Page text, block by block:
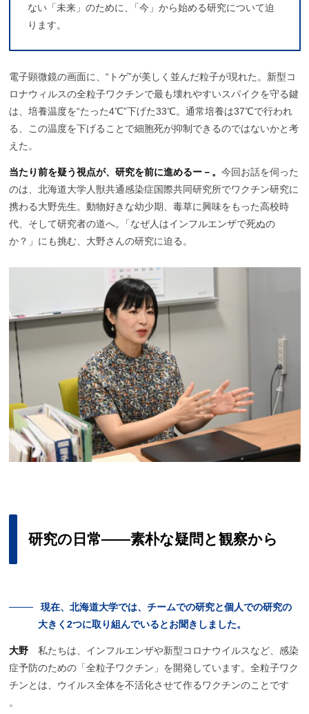
ない「未来」のために
「今」から始める研究について迫
ります。
電子顕微鏡の画面に、“トゲ”が美しく並んだ粒子が現れた。新型コ
ロナウィルスの全粒子ワクチンで最も壊れやすいスパイクを守る鍵
は、培養温度を“たった4℃”下げた33℃。通常培養は37℃で行われ
る、この温度を下げることで細胞死が抑制できるのではないかと考
えた。
当たり前を疑う視点が、研究を前に進めるー－。 今回お話を伺った
のは、北海道大学人獣共通感染症国際共同研究所でワクチン研究に
携わる大野先生。動物好きな幼少期、毒草に興味をもった高校時
代、そして研究者の道へ。
「なぜ人はインフルエンザで死ぬの
か？」にも挑む、大野さんの研究に迫る。
研究の 日常――素朴な疑問と観察から
現在、 北海道大学では、 チームでの研究と個人での研究の
大きく 2つに取り組んでいるとお聞きしました。
大野 私たちは、インフルエンザや新型コロナウイルスなど、感染
症予防のための「全粒子ワクチン」を開発しています。全粒子ワク
チンとは、ウイルス全体を不活化させて作るワクチンのことです
。